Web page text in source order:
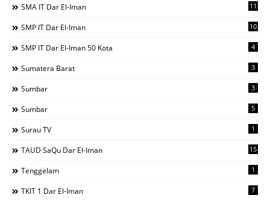
SMA IT Dar El-Iman 11
SMP IT Dar El-Iman 10
SMP IT Dar El-Iman 50 Kota 4
Sumatera Barat 3
Sumbar 3
Sumbar 5
Surau TV 1
TAUD SaQu Dar El-Iman 15
Tenggelam 1
TKIT 1 Dar El-Iman 7